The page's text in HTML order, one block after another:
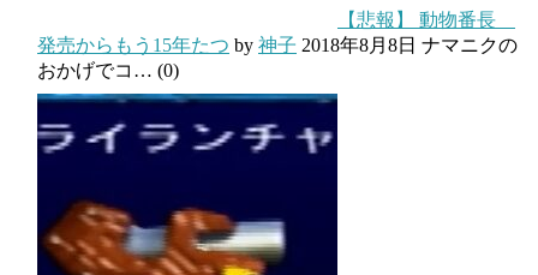
【悲報】 動物番長
発売からもう15年たつ by 神子 2018年8月8日 ナマニクの
おかげでコ… (0)